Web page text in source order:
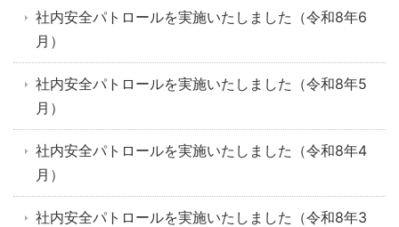
社内安全パトロールを実施いたしました（令和8年6
月）
社内安全パトロールを実施いたしました（令和8年5
月）
社内安全パトロールを実施いたしました（令和8年4
月）
社内安全パトロールを実施いたしました（令和8年3